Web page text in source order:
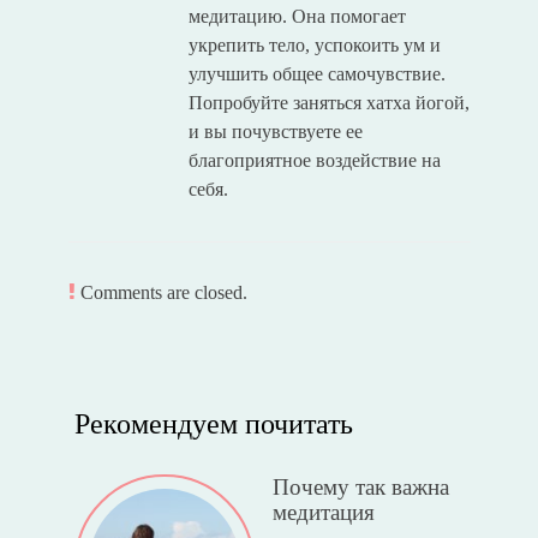
медитацию. Она помогает
укрепить тело, успокоить ум и
улучшить общее самочувствие.
Попробуйте заняться хатха йогой,
и вы почувствуете ее
благоприятное воздействие на
себя.
Comments are closed.
Рекомендуем почитать
Почему так важна
медитация